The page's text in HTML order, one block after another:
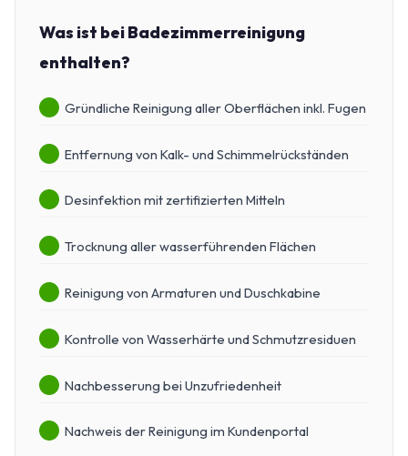
Was ist bei Badezimmerreinigung
enthalten?
Gründliche Reinigung aller Oberflächen inkl. Fugen
Entfernung von Kalk- und Schimmelrückständen
Desinfektion mit zertifizierten Mitteln
Trocknung aller wasserführenden Flächen
Reinigung von Armaturen und Duschkabine
Kontrolle von Wasserhärte und Schmutzresiduen
Nachbesserung bei Unzufriedenheit
Nachweis der Reinigung im Kundenportal